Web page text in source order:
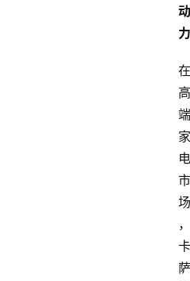
动
力
在
高
端
家
电
市
场
，
卡
萨